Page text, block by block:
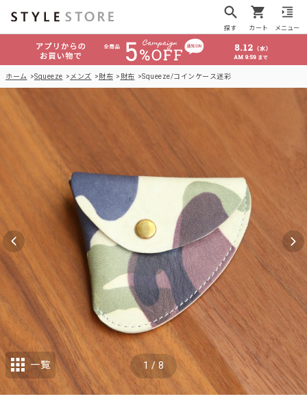
探す カート メニュー
ホーム Squeeze メンズ 財布 財布 Squeeze/コインケース迷彩
1 / 8
一覧